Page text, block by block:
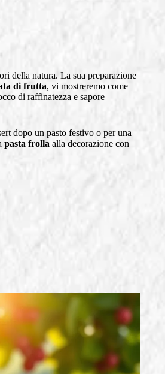
della natura. La sua preparazione
di frutta, vi mostreremo come
di raffinatezza e sapore
dopo un pasto festivo o per una
pasta frolla alla decorazione con